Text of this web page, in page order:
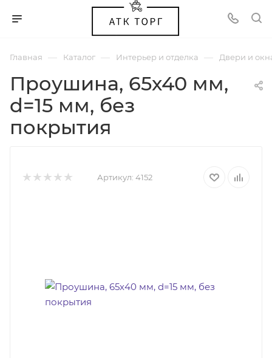
Главная — Каталог — Интерьер и отделка — Двери и
Проушина, 65х40 мм,
d=15 мм, без
покрытия
Артикул: 4152